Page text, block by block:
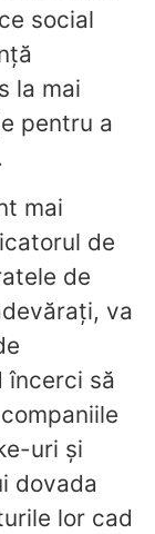
social
la mai
pentru a
mai
de
de
va
încerci să
uri și
dovada
lor cad